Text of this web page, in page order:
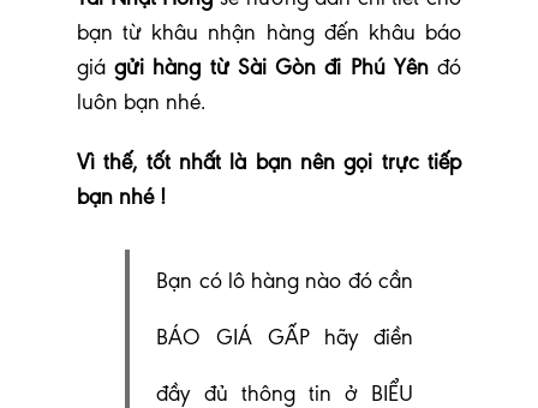
bạn từ khâu nhận hàng đến khâu báo
giágửi hàng từ Sài Gòn đi Phú Yênđó
luôn bạn nhé.
Vì thế, tốt nhất là bạn nên gọi trực tiếp
bạn nhé !
Bạn có lô hàng nào đó cần
BÁO GIÁ GẤP hãy điền
đầy đủ thông tin ở BIỂU